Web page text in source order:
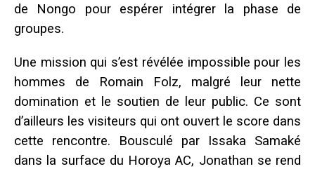
de Nongo pour espérer intégrer la phase de
groupes.
Une mission qui s’est révélée impossible pour les
hommes de Romain Folz, malgré leur nette
domination et le soutien de leur public. Ce sont
d’ailleurs les visiteurs qui ont ouvert le score dans
cette rencontre. Bousculé par Issaka Samaké
dans la surface du Horoya AC, Jonathan se rend